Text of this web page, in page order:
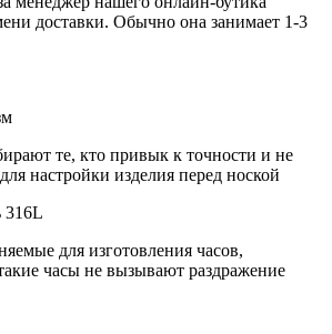
доставки. Обычно она занимает 1-3
те, кто привык к точности и не
настройки изделия перед ноской
316L
для изготовления часов,
часы не вызывают раздражение